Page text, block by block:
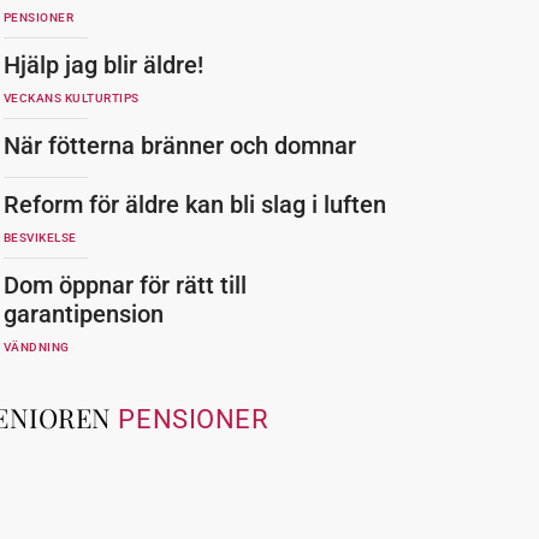
PENSIONER
Hjälp jag blir äldre!
VECKANS KULTURTIPS
När fötterna bränner och domnar
Reform för äldre kan bli slag i luften
BESVIKELSE
Dom öppnar för rätt till
garantipension
VÄNDNING
PENSIONER